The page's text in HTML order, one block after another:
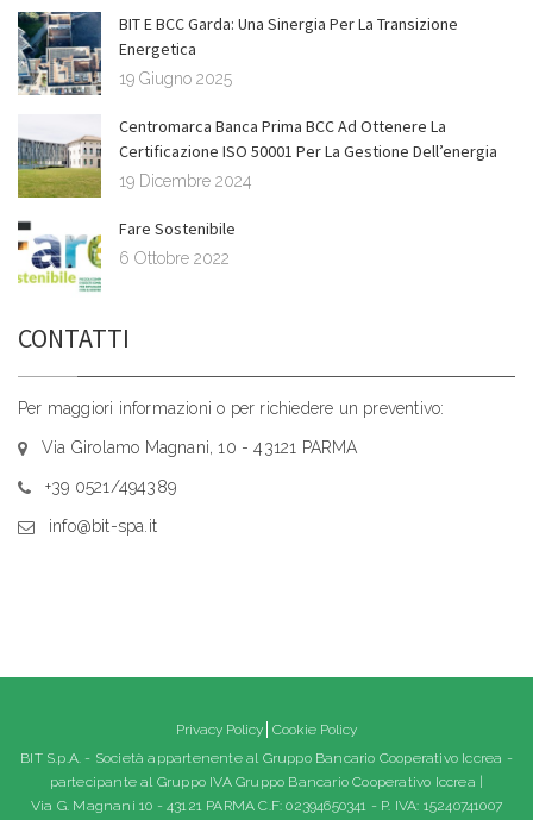
BIT E BCC Garda: Una Sinergia Per La Transizione
Energetica
19 Giugno 2025
Centromarca Banca Prima BCC Ad Ottenere La
Certificazione ISO 50001 Per La Gestione Dell’energia
19 Dicembre 2024
Fare Sostenibile
6 Ottobre 2022
CONTATTI
Per maggiori informazioni o per richiedere un preventivo:
Via Girolamo Magnani, 10 - 43121 PARMA
+39 0521/494389
info@bit-spa.it
Privacy Policy Cookie Policy
BIT S.p.A. - Società appartenente al Gruppo Bancario Cooperativo Iccrea -
partecipante al Gruppo IVA Gruppo Bancario Cooperativo Iccrea |
Via G. Magnani 10 - 43121 PARMA C.F: 02394650341 - P. IVA: 15240741007